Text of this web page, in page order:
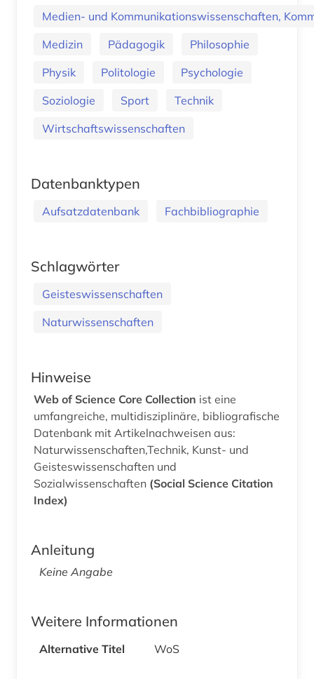
Medien- und Kommunikationswissenschaften,
Medizin
Pädagogik
Philosophie
Physik
Politologie
Psychologie
Soziologie
Sport
Technik
Wirtschaftswissenschaften
Datenbanktypen
Aufsatzdatenbank Fachbibliographie
Schlagwörter
Geisteswissenschaften
Naturwissenschaften
Hinweise
Web of Science Core Collection ist eine
umfangreiche, multidisziplinäre, bibliografische
Datenbank mit Artikelnachweisen aus:
Naturwissenschaften,Technik, Kunst- und
Geisteswissenschaften und
Sozialwissenschaften (Social Science Citation
Index)
Anleitung
Keine Angabe
Weitere Informationen
Alternative Titel WoS